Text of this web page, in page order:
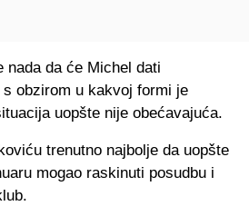
nada da će Michel dati
obzirom u kakvoj formi je
uopšte nije obećavajuća.
trenutno najbolje da uopšte
mogao raskinuti posudbu i